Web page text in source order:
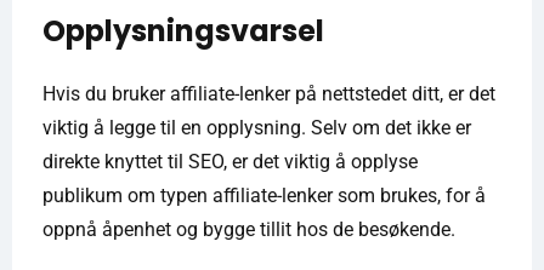
Opplysningsvarsel
Hvis du bruker affiliate-lenker på nettstedet ditt, er det
viktig å legge til en opplysning. Selv om det ikke er
direkte knyttet til SEO, er det viktig å opplyse
publikum om typen affiliate-lenker som brukes, for å
oppnå åpenhet og bygge tillit hos de besøkende.